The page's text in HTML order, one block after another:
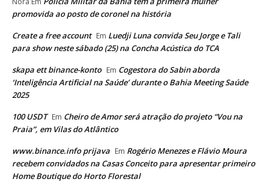
promovida ao posto de coronel na história
Create a free account Em Luedji Luna convida Seu Jorge e Tali
para show neste sábado (25) na Concha Acústica do TCA
skapa ett binance-konto Em Cogestora do Sabin aborda
‘Inteligência Artificial na Saúde’ durante o Bahia Meeting Saúde
2025
100 USDT Em Cheiro de Amor será atração do projeto “Vou na
Praia”, em Vilas do Atlântico
www.binance.info prijava Em Rogério Menezes e Flávio Moura
recebem convidados na Casas Conceito para apresentar primeiro
Home Boutique do Horto Florestal